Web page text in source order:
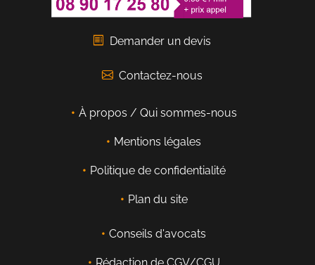
Demander un devis
Contactez-nous
À propos / Qui sommes-nous
Mentions légales
Politique de confidentialité
Plan du site
Conseils d'avocats